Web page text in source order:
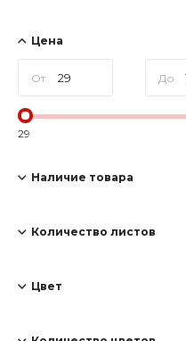
Цена
От До
29
Наличие товара
Количество листов
Цвет